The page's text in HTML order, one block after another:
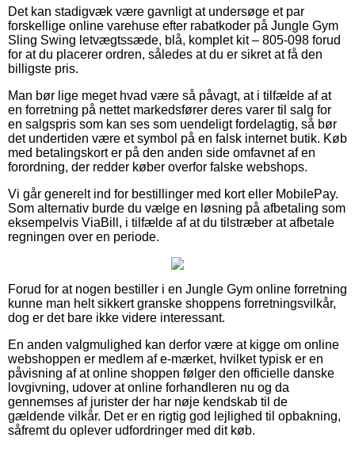
Det kan stadigvæk være gavnligt at undersøge et par
forskellige online varehuse efter rabatkoder på Jungle Gym
Sling Swing letvægtssæde, blå, komplet kit – 805-098 forud
for at du placerer ordren, således at du er sikret at få den
billigste pris.
Man bør lige meget hvad være så påvagt, at i tilfælde af at
en forretning på nettet markedsfører deres varer til salg for
en salgspris som kan ses som uendeligt fordelagtig, så bør
det undertiden være et symbol på en falsk internet butik. Køb
med betalingskort er på den anden side omfavnet af en
forordning, der redder køber overfor falske webshops.
Vi går generelt ind for bestillinger med kort eller MobilePay.
Som alternativ burde du vælge en løsning på afbetaling som
eksempelvis ViaBill, i tilfælde af at du tilstræber at afbetale
regningen over en periode.
Forud for at nogen bestiller i en Jungle Gym online forretning
kunne man helt sikkert granske shoppens forretningsvilkår,
dog er det bare ikke videre interessant.
En anden valgmulighed kan derfor være at kigge om online
webshoppen er medlem af e-mærket, hvilket typisk er en
påvisning af at online shoppen følger den officielle danske
lovgivning, udover at online forhandleren nu og da
gennemses af jurister der har nøje kendskab til de
gældende vilkår. Det er en rigtig god lejlighed til opbakning,
såfremt du oplever udfordringer med dit køb.